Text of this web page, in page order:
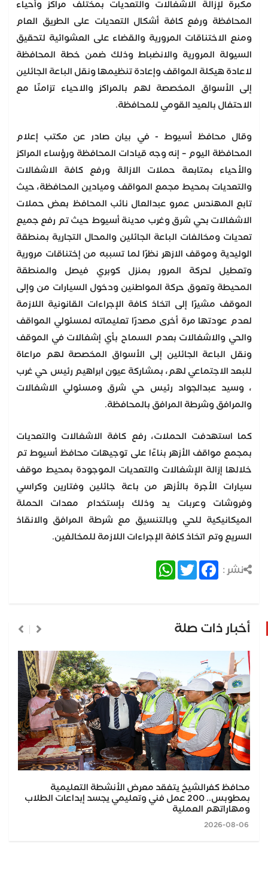
مكبرة لإزالة الاشغالات والتعديات بمختلف مراكز وأحياء
المحافظة ورفع كافة أشكال التعديات على الطريق العام
ومنع الاختناقات المرورية والقضاء على العشوائية لتحقيق
السيولة المرورية والانضباط وذلك ضمن خطة المحافظة
لاعادة هيكلة المواقف وإعادة تنظيمها ونقل الباعة الجائلين
إلى الأسواق المخصصة لهم بالمراكز والاحياء تزامنًا مع
الاحتفال بالعيد القومي للمحافظة.
وقال محافظ أسيوط - في بيان صادر عن مكتب إعلام
المحافظة اليوم – إنه وجه قيادات المحافظة ورؤساء المراكز
والأحياء بمتابعة حملات الازالة ورفع كافة الاشغالات
والتعديات بمحيط مجمع المواقف وميادين المحافظة، حيث
تابع المهندس عمرو عبدالعال نائب المحافظ بعض حملات
الاشغالات بحي شرق وغرب مدينة أسيوط حيث تم رفع جميع
تعديات ومخالفات الباعة الجائلين والمحال التجارية بمنطقة
الوليدية وموقف الازهر نظرًا لما تسببه من إختناقات مرورية
وتعطيل لحركة المرور بمنزل كوبري فيصل والمنطقة
المحيطة وتعوق حركة المواطنين ودخول السيارات من وإلى
الموقف مشيرًا إلى اتخاذ كافة الإجراءات القانونية اللازمة
لعدم عودتها مرة أخرى مصدرًا تعليماته لمسئولي المواقف
والحي والاشغالات بعدم السماح بأي إشغالات في الموقف
ونقل الباعة الجائلين إلى الأسواق المخصصة لهم مراعاة
للبعد الاجتماعي لهم، بمشاركة عيون ابراهيم رئيس حي غرب
، وسيد عبدالجواد رئيس حي شرق ومسئولي الاشغالات
والمرافق وشرطة المرافق بالمحافظة.
كما استهدفت الحملات، رفع كافة الاشغالات والتعديات
بمجمع مواقف الأزهر بناءًا على توجيهات محافظ أسيوط تم
خلالها إزالة الإشغالات والتعديات الموجودة بمحيط موقف
سيارات الأجرة بالأزهر من باعة جائلين وفتارين وكراسي
وفروشات وعربات يد وذلك بإستخدام معدات الحملة
الميكانيكية للحي وبالتنسيق مع شرطة المرافق والانقاذ
السريع وتم اتخاذ كافة الإجراءات اللازمة للمخالفين.
نشر : Facebook
Twitter
WhatsApp
أخبار ذات صلة
محافظ كفرالشيخ يتفقد معرض الأنشطة التعليمية
بمطوبس.. 200 عمل فني وتعليمي يجسد إبداعات الطلاب
ومهاراتهم العملية